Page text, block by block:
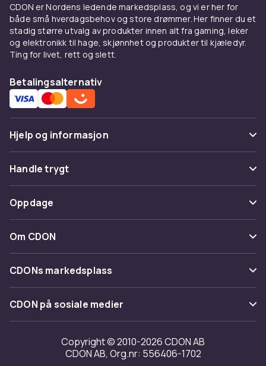
CDON er Nordens ledende markedsplass, og vi er her for
både små hverdagsbehov og store drømmer. Her finner du et
stadig større utvalg av produkter innen alt fra gaming, leker
og elektronikk til hage, skjønnhet og produkter til kjæledyr.
Ting for livet, rett og slett.
Betalingsalternativ
Hjelp og informasjon
Vanlige spørsmål
Spor pakke
Angre & returner her
Kontakt oss
Handle trygt
Betaling
Levering
Tilbakekallinger
Oppdage
Kategorier
Varemerker
Om CDON
Om oss
Kundeanmeldelser
Jobbe på CDON
Investor relations
Tilgjengelighet
CDONs markedsplass
Merchant Help Center
CDON på sosiale medier
Copyright © 2010-2026 CDON AB
CDON AB, Org.nr: 556406-1702